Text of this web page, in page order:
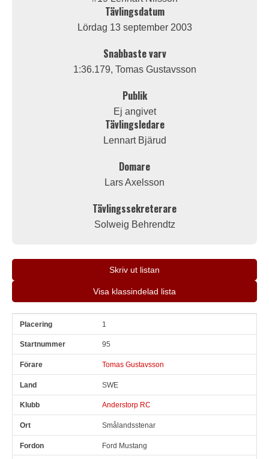
Tävlingsdatum
Lördag 13 september 2003
Snabbaste varv
1:36.179, Tomas Gustavsson
Publik
Ej angivet
Tävlingsledare
Lennart Bjärud
Domare
Lars Axelsson
Tävlingssekreterare
Solweig Behrendtz
Skriv ut listan
Visa klassindelad lista
Pl Snr 1
95
Tomas Gustavsson
SWE
Anderstorp RC
Smålandsstenar
Ford Mustang